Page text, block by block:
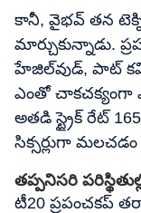
కానీ, వైభవ్ తన
మార్చుకున్నాడు.
హేజిల్‌వుడ్, పాట్
ఎంతో చాకచక్యంగా
అతడి స్ట్రైక్ రేట్
సిక్సర్లుగా మలచడం
తప్పనిసరి
టీ20 ప్రపంచకప్